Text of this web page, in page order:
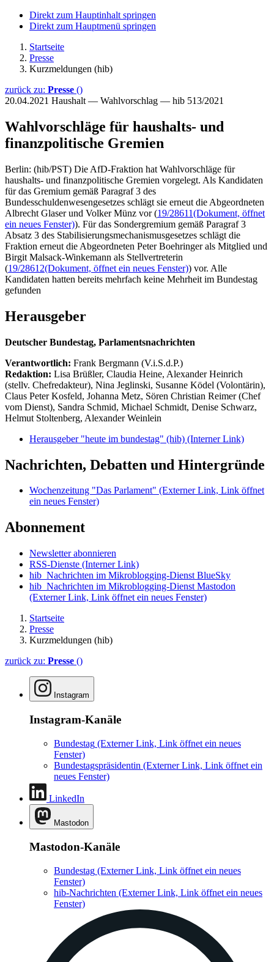
Direkt zum Hauptinhalt springen
Direkt zum Hauptmenü springen
Startseite
Presse
Kurzmeldungen (hib)
zurück zu: Presse ()
20.04.2021 Haushalt — Wahlvorschlag — hib 513/2021
Wahlvorschläge für haushalts- und
finanzpolitische Gremien
Berlin: (hib/PST) Die AfD-Fraktion hat Wahlvorschläge für
haushalts- und finanzpolitische Gremien vorgelegt. Als Kandidaten
für das Gremium gemäß Paragraf 3 des
Bundesschuldenwesengesetzes schlägt sie erneut die Abgeordneten
Albrecht Glaser und Volker Münz vor (19/28611(Dokument, öffnet
ein neues Fenster)). Für das Sondergremium gemäß Paragraf 3
Absatz 3 des Stabilisierungsmechanismusgesetzes schlägt die
Fraktion erneut die Abgeordneten Peter Boehringer als Mitglied und
Birgit Malsack-Winkemann als Stellvertreterin
(19/28612(Dokument, öffnet ein neues Fenster)) vor. Alle
Kandidaten hatten bereits mehrfach keine Mehrheit im Bundestag
gefunden
Herausgeber
Deutscher Bundestag, Parlamentsnachrichten
Verantwortlich: Frank Bergmann (V.i.S.d.P.)
Redaktion: Lisa Brüßler, Claudia Heine, Alexander Heinrich
(stellv. Chefredakteur), Nina Jeglinski, Susanne Ködel (Volontärin),
Claus Peter Kosfeld, Johanna Metz, Sören Christian Reimer (Chef
vom Dienst), Sandra Schmid, Michael Schmidt, Denise Schwarz,
Helmut Stoltenberg, Alexander Weinlein
Herausgeber "heute im bundestag" (hib) (Interner Link)
Nachrichten, Debatten und Hintergründe
Wochenzeitung "Das Parlament" (Externer Link, Link öffnet
ein neues Fenster)
Abonnement
Newsletter abonnieren
RSS-Dienste (Interner Link)
hib_Nachrichten im Mikroblogging-Dienst BlueSky
hib_Nachrichten im Mikroblogging-Dienst Mastodon
(Externer Link, Link öffnet ein neues Fenster)
Startseite
Presse
Kurzmeldungen (hib)
zurück zu: Presse ()
Instagram
Instagram-Kanäle
Bundestag (Externer Link, Link öffnet ein neues
Fenster)
Bundestagspräsidentin (Externer Link, Link öffnet ein
neues Fenster)
LinkedIn
Mastodon
Mastodon-Kanäle
Bundestag (Externer Link, Link öffnet ein neues
Fenster)
hib-Nachrichten (Externer Link, Link öffnet ein neues
Fenster)